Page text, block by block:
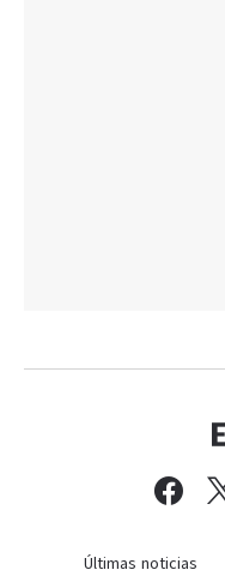
Últimas noticias